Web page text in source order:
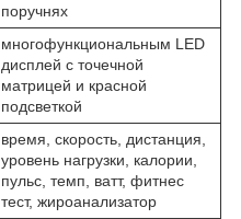
поручнях
многофункциональным LED
дисплей с точечной
матрицей и красной
подсветкой
время, скорость, дистанция,
уровень нагрузки, калории,
пульс, темп, ватт, фитнес
тест, жироанализатор